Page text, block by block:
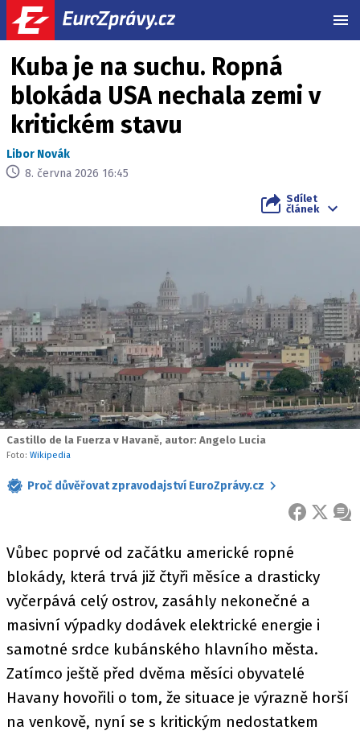
Kuba je na suchu. Ropná
blokáda USA nechala zemi v
kritickém stavu
Libor Novák
8. června 2026 16:45
Sdílet
článek
Castillo de la Fuerza v Havaně, autor: Angelo Lucia
Foto: Wikipedia
Proč důvěřovat zpravodajství EuroZprávy.cz
FACEBOOK
X
Vůbec poprvé od začátku americké ropné
blokády, která trvá již čtyři měsíce a drasticky
vyčerpává celý ostrov, zasáhly nekonečné a
masivní výpadky dodávek elektrické energie i
samotné srdce kubánského hlavního města.
Zatímco ještě před dvěma měsíci obyvatelé
Havany hovořili o tom, že situace je výrazně horší
na venkově, nyní se s kritickým nedostatkem